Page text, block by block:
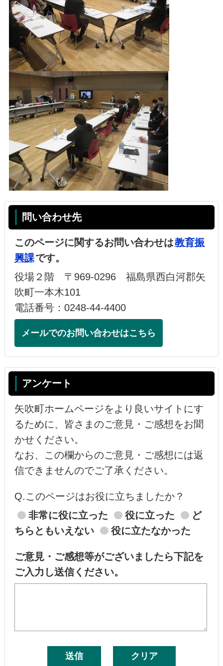
問い合わせ先
このページに関するお問い合わせは教育振
興課です。
役場２階 〒969-0296 福島県西白河郡矢
吹町一本木101
電話番号：0248-44-4400
メールでのお問い合わせはこちら
アンケート
矢吹町ホームページをより良いサイトにす
るために、皆さまのご意見・ご感想をお聞
かせください。
なお、この欄からのご意見・ご感想には返
信できませんのでご了承ください。
Q.このページはお役に立ちましたか？
非常に役に立った
役に立った
ど
ちらともいえない
役に立たなかった
ご意見・ご感想等がございましたら下記を
ご入力し送信ください。